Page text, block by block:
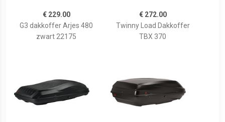
€ 229.00
G3 dakkoffer Arjes 480
zwart 22175
€ 272.00
Twinny Load Dakkoffer
TBX 370